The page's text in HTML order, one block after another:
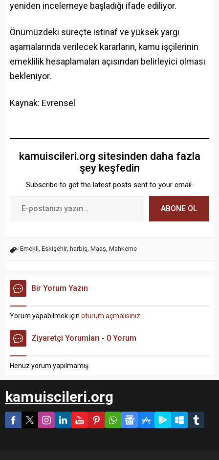
yeniden incelemeye başladığı ifade ediliyor.
Önümüzdeki süreçte istinaf ve yüksek yargı
aşamalarında verilecek kararların, kamu işçilerinin
emeklilik hesaplamaları açısından belirleyici olması
bekleniyor.
Kaynak: Evrensel
kamuiscileri.org sitesinden daha fazla
şey keşfedin
Subscribe to get the latest posts sent to your email.
ABONE OL
Emekli, Eskişehir, harbiş, Maaş, Mahkeme
Bir Yorum Yazın
Yorum yapabilmek için oturum açmalısınız
Ziyaretçi Yorumları - 0 Yorum
Henüz yorum yapılmamış.
kamuiscileri.org